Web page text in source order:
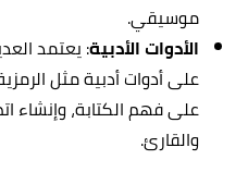
موسيقي.
الأدوات الأدبية: يعتمد
على أدوات أدبية مثل
على فهم الكتابة، وإنشاء
والقارئ.